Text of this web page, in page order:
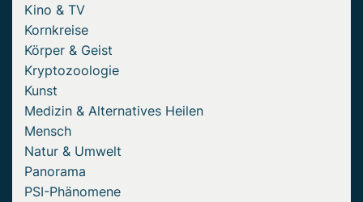
Kino & TV
Kornkreise
Körper & Geist
Kryptozoologie
Kunst
Medizin & Alternatives Heilen
Mensch
Natur & Umwelt
Panorama
PSI-Phänomene